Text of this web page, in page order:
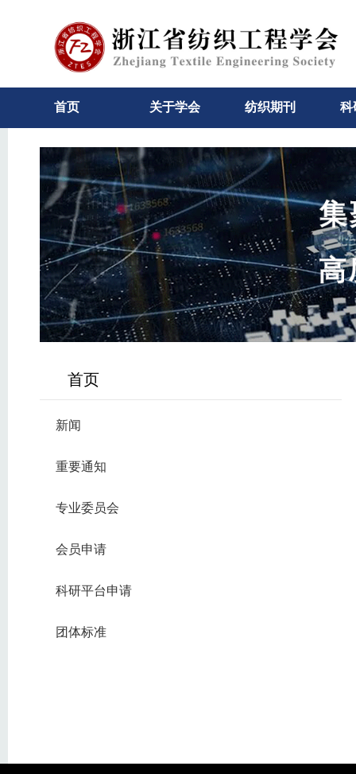
首页 关于学会 纺织期刊 科
首页
新闻
重要通知
专业委员会
会员申请
科研平台申请
团体标准